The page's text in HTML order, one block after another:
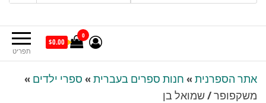
תפריט
0
$0.00
אתר הספרנית » חנות ספרים בעברית » ספרי ילדים »
משקפופר / שמואל בן